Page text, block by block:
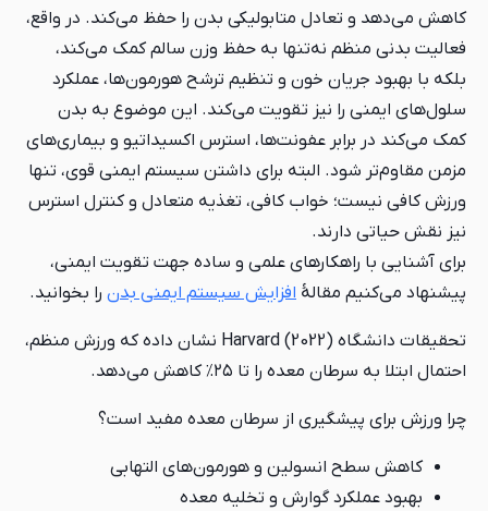
کاهش می‌دهد و تعادل متابولیکی بدن را حفظ می‌کند. در واقع،
فعالیت بدنی منظم نه‌تنها به حفظ وزن سالم کمک می‌کند،
بلکه با بهبود جریان خون و تنظیم ترشح هورمون‌ها، عملکرد
سلول‌های ایمنی را نیز تقویت می‌کند. این موضوع به بدن
کمک می‌کند در برابر عفونت‌ها، استرس اکسیداتیو و بیماری‌های
مزمن مقاوم‌تر شود. البته برای داشتن سیستم ایمنی قوی، تنها
ورزش کافی نیست؛ خواب کافی، تغذیه متعادل و کنترل استرس
نیز نقش حیاتی دارند.
برای آشنایی با راهکارهای علمی و ساده جهت تقویت ایمنی،
پیشنهاد می‌کنیم مقالهٔ افزایش سیستم ایمنی بدن را بخوانید.
تحقیقات دانشگاه Harvard (2022) نشان داده که ورزش منظم،
احتمال ابتلا به سرطان معده را تا ۲۵٪ کاهش می‌دهد.
چرا ورزش برای پیشگیری از سرطان معده مفید است؟
کاهش سطح انسولین و هورمون‌های التهابی
بهبود عملکرد گوارش و تخلیه معده